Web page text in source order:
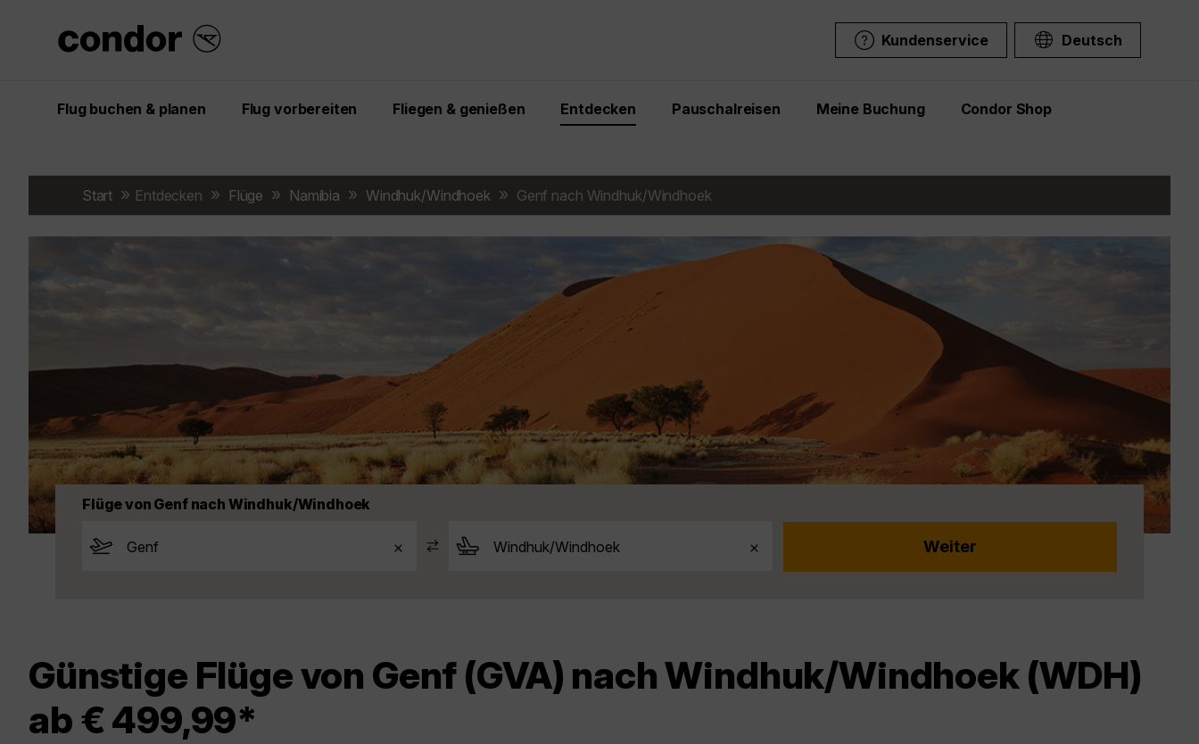
Kundenservice Deutsch
Flug buchen & planen Flug vorbereiten Fliegen & genießen Entdecken Pauschalreisen Meine Buchung Condor Shop
Start Entdecken Flüge Namibia Windhuk/Windhoek Genf nach Windhuk/Windhoek
Flüge von Genf nach Windhuk/Windhoek
Günstige Flüge von Genf (GVA) nach Windhuk/Windhoek (WDH)
ab € 499,99*